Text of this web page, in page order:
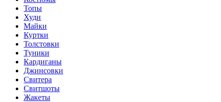
Топы
Худи
Майки
Куртки
Толстовки
Туники
Кардиганы
Джинсовки
Свитера
Свитшоты
Жакеты